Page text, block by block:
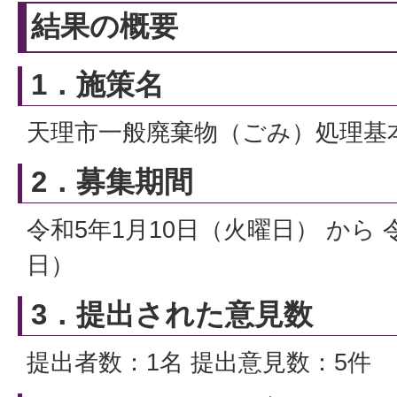
結果の概要
1．施策名
天理市一般廃棄物（ごみ）処理基
2．募集期間
令和5年1月10日（火曜日） から
日）
3．提出された意見数
提出者数：1名 提出意見数：5件